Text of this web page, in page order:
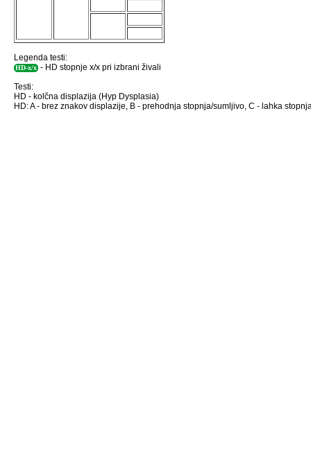
Legenda testi:
HD-x/x - HD stopnje x/x pri izbrani živali
Testi:
HD - kolčna displazija (Hyp Dysplasia)
HD: A - brez znakov displazije, B - prehodnja stopnja/sumljivo, C - lahka